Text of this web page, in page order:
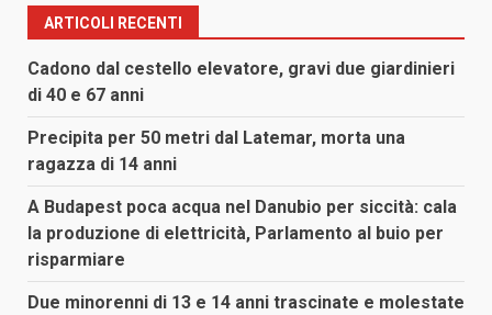
ARTICOLI RECENTI
Cadono dal cestello elevatore, gravi due giardinieri
di 40 e 67 anni
Precipita per 50 metri dal Latemar, morta una
ragazza di 14 anni
A Budapest poca acqua nel Danubio per siccità: cala
la produzione di elettricità, Parlamento al buio per
risparmiare
Due minorenni di 13 e 14 anni trascinate e molestate